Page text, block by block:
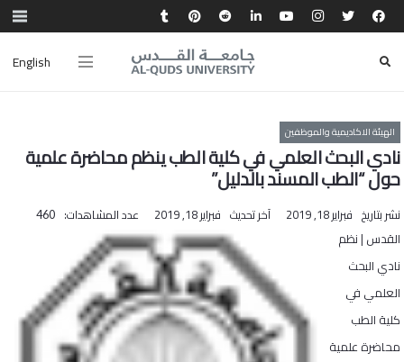
English
الهيئة الاكاديمية والموظفين
نادي البحث العلمي في كلية الطب ينظم محاضرة علمية
حول “الطب المسند بالدليل”
نشر بتاريخ فبراير 18, 2019 آخر تحديث فبراير 18, 2019 عدد المشاهدات: 460
القدس | نظم
نادي البحث
العلمي في
كلية الطب
محاضرة علمية